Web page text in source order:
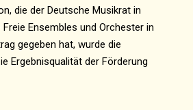
die der Deutsche Musikrat in
Ensembles und Orchester in
gegeben hat, wurde die
Ergebnisqualität der Förderung